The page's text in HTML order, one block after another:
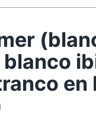
blanco
en